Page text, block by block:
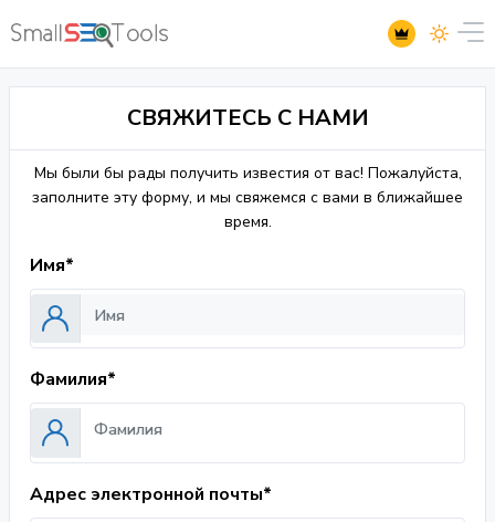
СВЯЖИТЕСЬ С НАМИ
Мы были бы рады получить известия от вас! Пожалуйста,
заполните эту форму, и мы свяжемся с вами в ближайшее
время.
Имя*
Фамилия*
Адрес электронной почты*